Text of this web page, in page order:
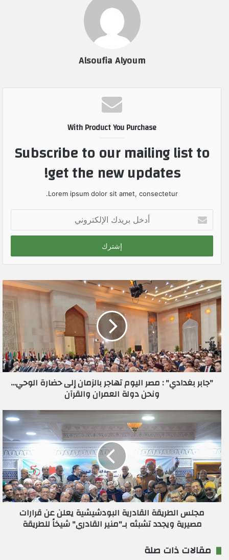
Alsoufia Alyoum
With Product You Purchase
Subscribe to our mailing list to
get the new updates!
Lorem ipsum dolor sit amet, consectetur.
خ
ب
ي
د
ك
ا
ل
ك
ت
"جابر بغدادي" : مصر اليوم تهاجر بالزمان إلى حضارة الوحي…
ونحن دولة العمران والقرآن
مجلس الطريقة القادرية البودشيشية يعلن عن قرارات
مصيرية ويجدد تشبثه بـ"منير القادري" شيخاً للطريقة
مقالات ذات صلة